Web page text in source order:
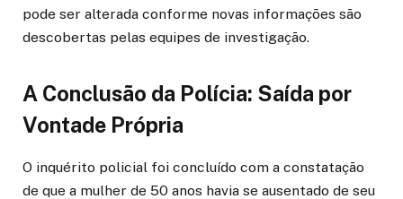
pode ser alterada conforme novas informações são
descobertas pelas equipes de investigação.
A Conclusão da Polícia: Saída por
Vontade Própria
O inquérito policial foi concluído com a constatação
de que a mulher de 50 anos havia se ausentado de seu